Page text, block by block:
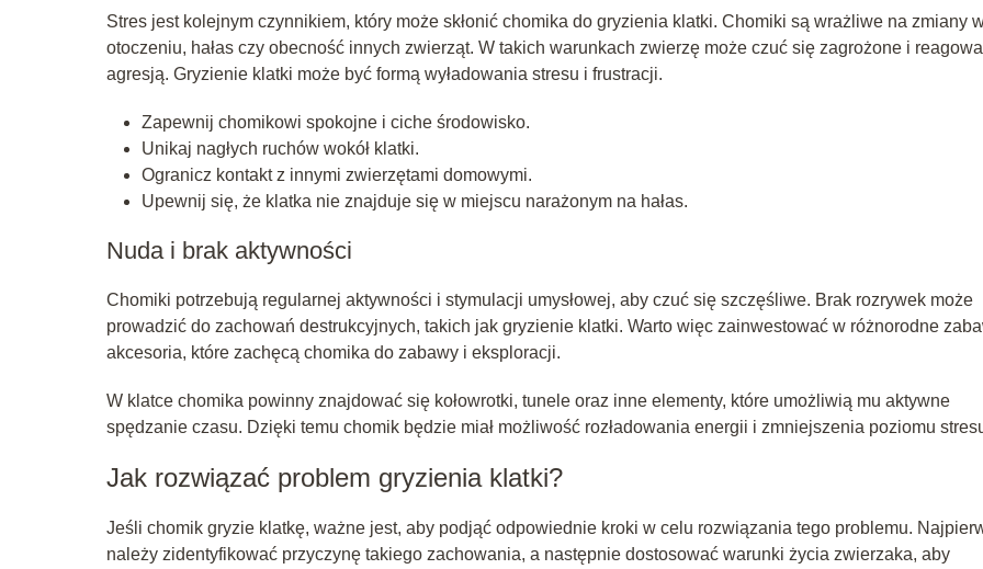
Stres jest kolejnym czynnikiem, który może skłonić chomika do gryzienia klatki. Chomiki są wrażliwe na zmiany
otoczeniu, hałas czy obecność innych zwierząt. W takich warunkach zwierzę może czuć się zagrożone i
agresją. Gryzienie klatki może być formą wyładowania stresu i frustracji.
Zapewnij chomikowi spokojne i ciche środowisko.
Unikaj nagłych ruchów wokół klatki.
Ogranicz kontakt z innymi zwierzętami domowymi.
Upewnij się, że klatka nie znajduje się w miejscu narażonym na hałas.
Nuda i brak aktywności
Chomiki potrzebują regularnej aktywności i stymulacji umysłowej, aby czuć się szczęśliwe. Brak rozrywek może
prowadzić do zachowań destrukcyjnych, takich jak gryzienie klatki. Warto więc zainwestować w różnorodne
akcesoria, które zachęcą chomika do zabawy i eksploracji.
W klatce chomika powinny znajdować się kołowrotki, tunele oraz inne elementy, które umożliwią mu aktywne
spędzanie czasu. Dzięki temu chomik będzie miał możliwość rozładowania energii i zmniejszenia poziomu
Jak rozwiązać problem gryzienia klatki?
Jeśli chomik gryzie klatkę, ważne jest, aby podjąć odpowiednie kroki w celu rozwiązania tego problemu.
należy zidentyfikować przyczynę takiego zachowania, a następnie dostosować warunki życia zwierzaka, aby